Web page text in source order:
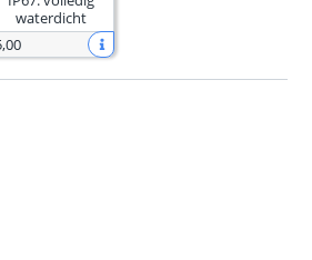
waterdicht
,00